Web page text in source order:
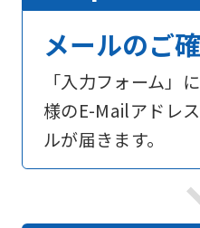
メールのご
「入力フォーム」
様のE-Mailアドレ
ルが届きます。